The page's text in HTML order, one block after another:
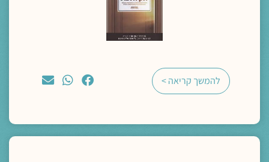
להמשך קריאה >